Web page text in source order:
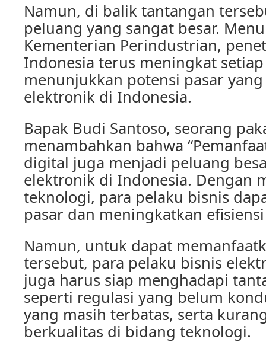
Namun, di balik tantangan
peluang yang sangat besar.
Kementerian Perindustrian,
Indonesia terus meningkat
menunjukkan potensi pasar
elektronik di Indonesia.
Bapak Budi Santoso, seorang
menambahkan bahwa
digital juga menjadi peluang
elektronik di Indonesia. Dengan
teknologi, para pelaku bisnis
pasar dan meningkatkan
Namun, untuk dapat
tersebut, para pelaku bisnis
juga harus siap menghadapi
seperti regulasi yang belum
yang masih terbatas, serta
berkualitas di bidang teknologi.